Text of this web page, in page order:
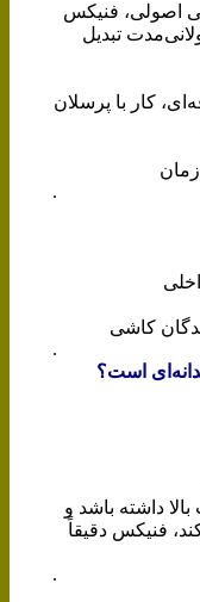
اصولی، فنیکس
تبدیل
کار با پرسلان
.
کاشی
.
داشته باشد و
فنیکس دقیقاً
.